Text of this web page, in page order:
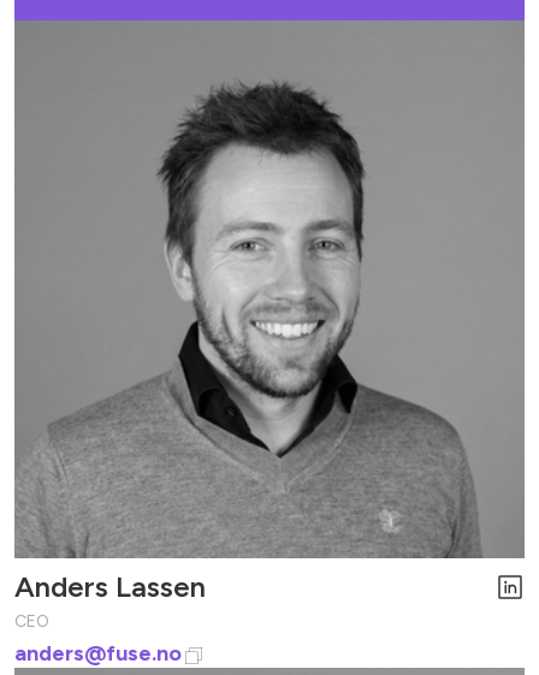
Anders Lassen
CEO
anders@fuse.no